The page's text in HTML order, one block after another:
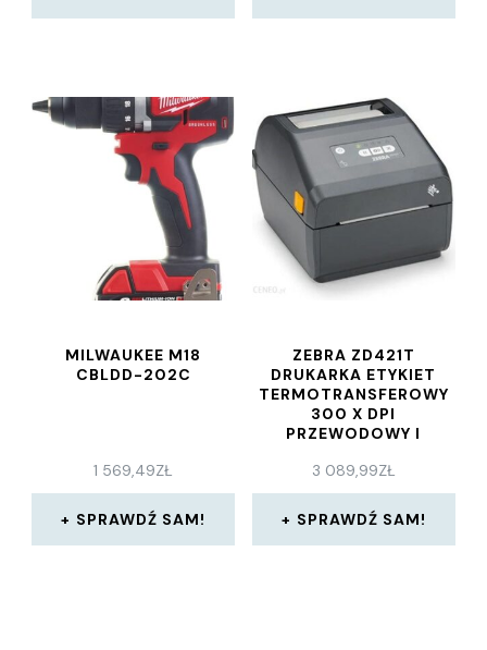
MILWAUKEE M18
CBLDD-202C
1 569,49ZŁ
SPRAWDŹ SAM!
ZEBRA ZD421T
DRUKARKA ETYKIET
TERMOTRANSFEROWY
300 X DPI
PRZEWODOWY I
(ZD4A04330EW02EZ)
3 089,99ZŁ
SPRAWDŹ SAM!